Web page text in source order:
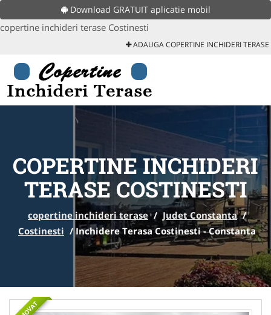
Download GRATUIT aplicatie mobil
copertine inchideri terase Costinesti
ADAUGA COPERTINE INCHIDERI TERASE
COPERTINE INCHIDERI
TERASE COSTINESTI
copertine inchideri terase / Judet Constanta /
Costinesti /Inchidere Terasa Costinesti - Constanta